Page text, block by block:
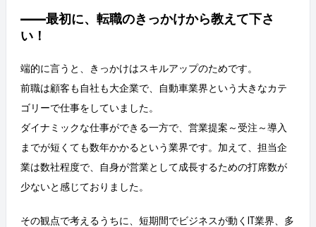
――最初に、転職のきっかけから教えて下さ
い！
端的に言うと、きっかけはスキルアップのためです。
前職は顧客も自社も大企業で、自動車業界という大きなカテ
ゴリーで仕事をしていました。
ダイナミックな仕事ができる一方で、営業提案～受注～導入
までが短くても数年かかるという業界です。加えて、担当企
業は数社程度で、自身が営業として成長するための打席数が
少ないと感じておりました。
その観点で考えるうちに、短期間でビジネスが動くIT業界、多